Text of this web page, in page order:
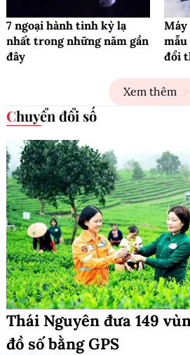
7 ngoại hành tinh kỳ lạ
nhất trong những năm gần
đây
Máy
đổi
Xem thêm
Chuyển đổi số
Thái Nguyên đưa 149
đồ số bằng GPS